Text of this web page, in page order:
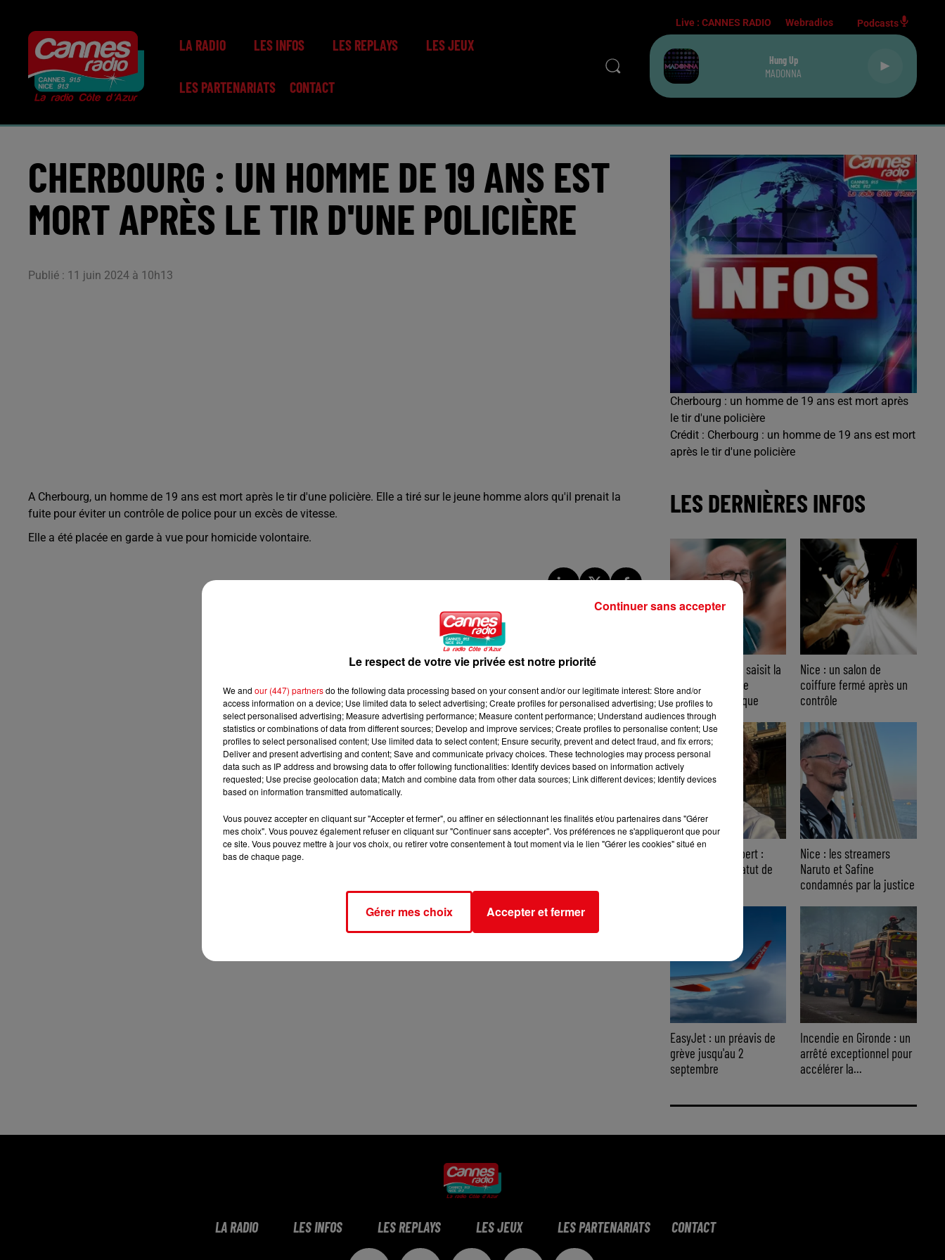
LA RADIO LES INFOS LES REPLAYS LES JEUX
LES PARTENARIATS CONTACT
Live :CANNES RADIO Webradios Podcasts
Hung Up
MADONNA
CHERBOURG : UN HOMME DE 19 ANS EST
MORT APRÈS LE TIR D'UNE POLICIÈRE
Publié : 11 juin 2024 à 10h13
Cherbourg : un homme de 19 ans est mort après
le tir d'une policière
Crédit : Cherbourg : un homme de 19 ans est mort
après le tir d'une policière
A Cherbourg, un homme de 19 ans est mort après le tir d'une policière. Elle a tiré sur le jeune homme alors qu'il prenait la
fuite pour éviter un contrôle de police pour un excès de vitesse.
Elle a été placée en garde à vue pour homicide volontaire.
LES DERNIÈRES INFOS
Nice : Éric Ciotti saisit la
justice après une
chanson polémique
Nice : un salon de
coiffure fermé après un
contrôle
Affaire Jean Imbert :
placé sous le statut de
Nice : les streamers
Naruto et Safine
condamnés par la justice
EasyJet : un préavis de
grève jusqu'au 2
septembre
Incendie en Gironde : un
arrêté exceptionnel pour
accélérer la...
LA RADIO LES INFOS LES REPLAYS LES JEUX LES PARTENARIATS CONTACT
Le respect de votre vie privée est notre priorité
We and our (447) partnersdo the following data processing based on your consent and/or our legitimate interest: Store and/or
access information on a device; Use limited data to select advertising; Create profiles for personalised advertising; Use profiles to
select personalised advertising; Measure advertising performance; Measure content performance; Understand audiences through
statistics or combinations of data from different sources; Develop and improve services; Create profiles to personalise content; Use
profiles to select personalised content; Use limited data to select content; Ensure security, prevent and detect fraud, and fix errors;
Deliver and present advertising and content; Save and communicate privacy choices. These technologies may process personal
data such as IP address and browsing data to offer following functionalities: Identify devices based on information actively
requested; Use precise geolocation data; Match and combine data from other data sources; Link different devices; Identify devices
based on information transmitted automatically.
Vous pouvez accepter en cliquant sur "Accepter et fermer", ou affiner en sélectionnant les finalités et/ou partenaires dans "Gérer
mes choix". Vous pouvez également refuser en cliquant sur "Continuer sans accepter". Vos préférences ne s'appliqueront que pour
ce site. Vous pouvez mettre à jour vos choix, ou retirer votre consentement à tout moment via le lien "Gérer les cookies" situé en
bas de chaque page.
Gérer mes choix Accepter et fermer
Continuer sans accepter